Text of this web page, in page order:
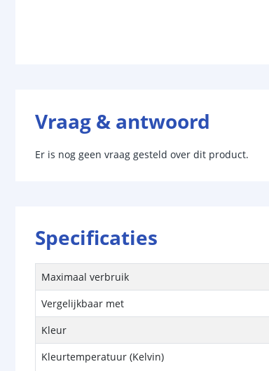
Vraag & antwoord
Er is nog geen vraag gesteld over dit product.
Specificaties
Maximaal verbruik
Vergelijkbaar met
Kleur
Kleurtemperatuur (Kelvin)